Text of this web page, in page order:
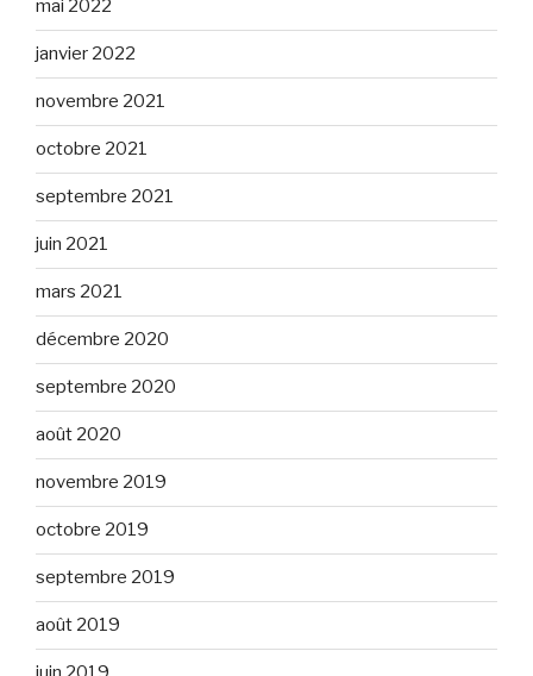
mai 2022
janvier 2022
novembre 2021
octobre 2021
septembre 2021
juin 2021
mars 2021
décembre 2020
septembre 2020
août 2020
novembre 2019
octobre 2019
septembre 2019
août 2019